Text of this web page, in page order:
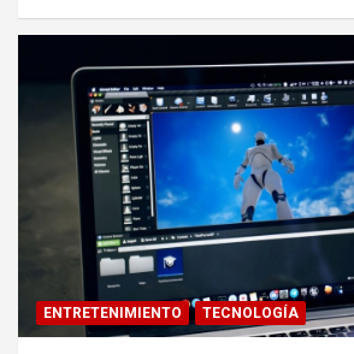
ENTRETENIMIENTO TECNOLOGÍA